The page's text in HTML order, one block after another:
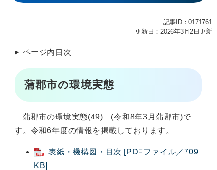
記事ID：0171761
更新日：2026年3月2日更新
ページ内目次
蒲郡市の環境実態
蒲郡市の環境実態(49) (令和8年3月蒲郡市)で
す。令和6年度の情報を掲載しております。
表紙・機構図・目次 [PDFファイル／709
KB]